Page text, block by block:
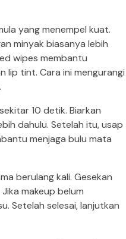
yang menempel kuat.
minyak biasanya lebih
wipes membantu
lip tint. Cara ini mengurangi
10 detik. Biarkan
dahulu. Setelah itu, usap
menjaga bulu mata
berulang kali. Gesekan
makeup belum
Setelah selesai, lanjutkan